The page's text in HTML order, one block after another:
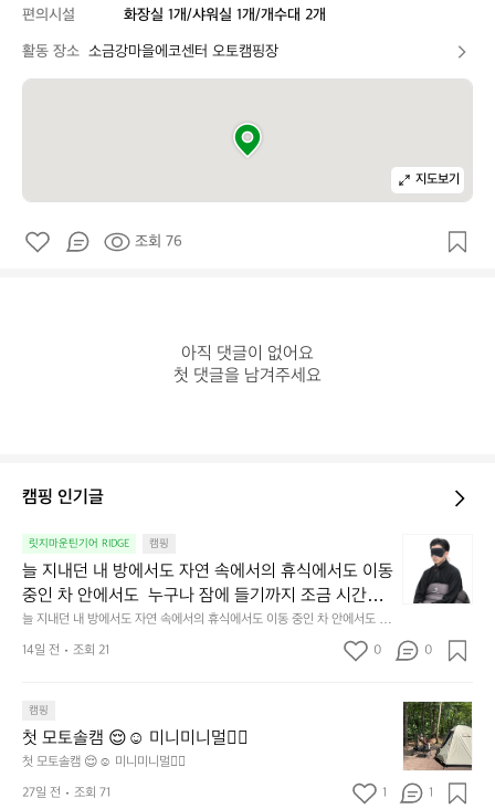
편의시설
화장실 1개/샤워실 1개/개수대 2개
활동 장소 소금강마을에코센터 오토캠핑장
지도보기
조회 76
아직 댓글이 없어요
첫 댓글을 남겨주세요
캠핑 인기글
릿지마운틴기어 RIDGE 캠핑
늘 지내던 내 방에서도 자연 속에서의 휴식에서도 이동
중인 차 안에서도  누구나 잠에 들기까지 조금 시간이
걸리는 순간이 있습니다.  그럴 때는 차분하게 눈을 가
려보세요. 마치 암막 커튼을 조용히 내리듯이.  Polarte
c® Wind Pro™의 온기가 눈가를 포근히 감싸줍니다.
줍니다.  이 슬립 웜을 쓰는 것만으로 그곳은 나만의 밤
이 됩니다.  안녕히 주무세요.
늘 지내던 내 방에서도 자연 속에서의 휴식에서도 이동 중인 차 안에서도  누
구나 잠에 들기까지 조금 시간이 걸리는 순간이 있습니다.  그럴 때는 차분하
게 눈을 가려보세요. 마치 암막 커튼을 조용히 내리듯이.  Polartec® Wind
밤이 됩니다.  안녕히 주무세요.
내
던
방
도
자
연
속
에
14일 전 조회 21 0 0
캠핑
첫 모토솔캠 😌☺️ 미니미니멀👌🏼
첫 모토솔캠 😌☺️ 미니미니멀👌🏼
첫
모
토
솔
캠
27일 전 조회 71 1 1